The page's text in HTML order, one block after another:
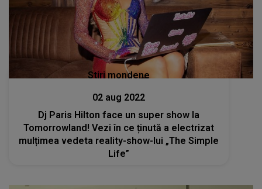
Stiri mondene
02 aug 2022
Dj Paris Hilton face un super show la
Tomorrowland! Vezi în ce ținută a electrizat
mulțimea vedeta reality-show-lui „The Simple
Life”